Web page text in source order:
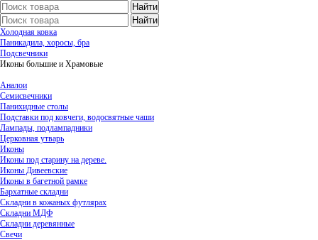
Холодная ковка
Паникадила, хоросы, бра
Подсвечники
Иконы большие и Храмовые
Аналои
Семисвечники
Панихидные столы
Подставки под ковчеги, водосвятные чаши
Лампады, подлампадники
Церковная утварь
Иконы
Иконы под старину на дереве.
Иконы Дивеевские
Иконы в багетной рамке
Бархатные складни
Складни в кожаных футлярах
Складни МДФ
Складни деревянные
Свечи